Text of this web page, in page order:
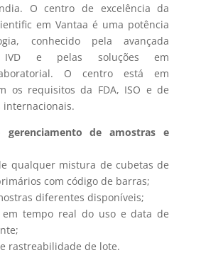
O centro de excelência da
em Vantaa é uma potência
conhecido pela avançada
IVD e pelas soluções em
O centro está em
os requisitos da FDA, ISO e de
gerenciamento de amostras e
qualquer mistura de cubetas de
com código de barras;
diferentes disponíveis;
em tempo real do uso e data de
rastreabilidade de lote.